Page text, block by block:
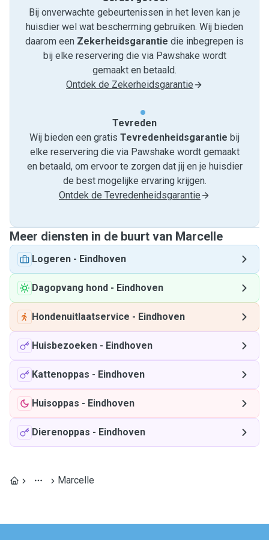
Bij onverwachte gebeurtenissen in het leven kan je
huisdier wel wat bescherming gebruiken. Wij bieden
daarom een Zekerheidsgarantie die inbegrepen is
bij elke reservering die via Pawshake wordt
gemaakt en betaald.
Ontdek de Zekerheidsgarantie
Tevreden
Wij bieden een gratis Tevredenheids­garantie bij
elke reservering die via Pawshake wordt gemaakt
en betaald, om ervoor te zorgen dat jij en je huisdier
de best mogelijke ervaring krijgen.
Ontdek de Tevredenheidsgarantie
Meer diensten in de buurt van Marcelle
Logeren - Eindhoven
Dagopvang hond - Eindhoven
Hondenuitlaatservice - Eindhoven
Huisbezoeken - Eindhoven
Kattenoppas - Eindhoven
Huisoppas - Eindhoven
Dierenoppas - Eindhoven
Marcelle